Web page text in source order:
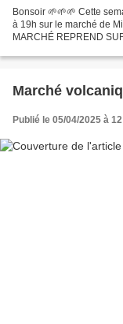
Bonsoir 🌱🌱🌱 Cette
à 19h sur le marché de
MARCHÉ REPREND
Marché
Publié le 05/04/2025 à